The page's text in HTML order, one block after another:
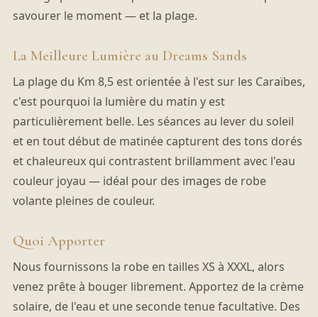
savourer le moment — et la plage.
La Meilleure Lumière au Dreams Sands
La plage du Km 8,5 est orientée à l'est sur les Caraïbes,
c'est pourquoi la lumière du matin y est
particulièrement belle. Les séances au lever du soleil
et en tout début de matinée capturent des tons dorés
et chaleureux qui contrastent brillamment avec l'eau
couleur joyau — idéal pour des images de robe
volante pleines de couleur.
Quoi Apporter
Nous fournissons la robe en tailles XS à XXXL, alors
venez prête à bouger librement. Apportez de la crème
solaire, de l'eau et une seconde tenue facultative. Des